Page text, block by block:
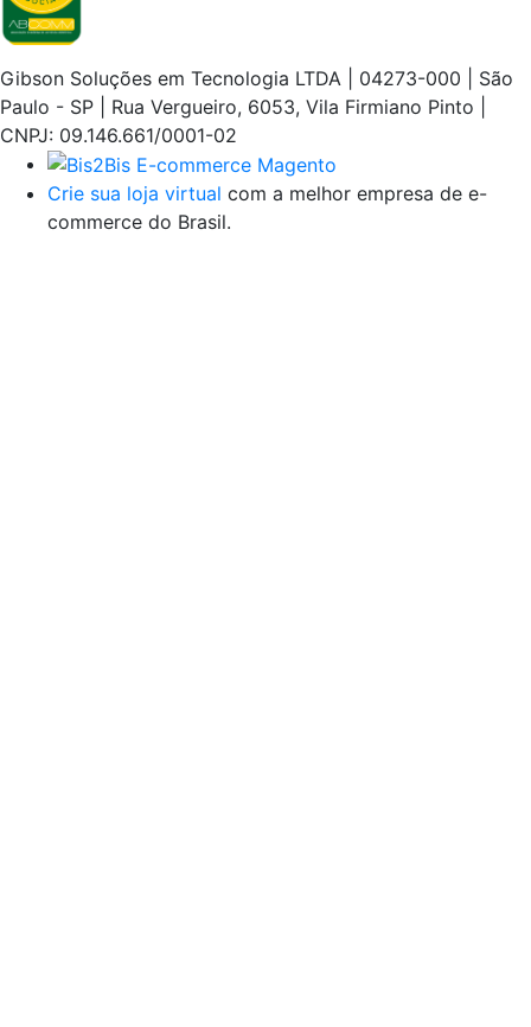
Gibson Soluções em Tecnologia LTDA | 04273-000 | São
Paulo - SP | Rua Vergueiro, 6053, Vila Firmiano Pinto |
CNPJ: 09.146.661/0001-02
Crie sua loja virtual com a melhor empresa de e-
commerce do Brasil.